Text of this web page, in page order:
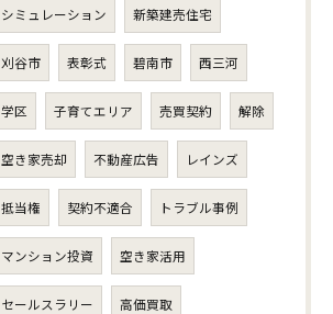
シミュレーション 新築建売住宅
刈谷市 表彰式 碧南市 西三河
学区 子育てエリア 売買契約 解除
空き家売却 不動産広告 レインズ
抵当権 契約不適合 トラブル事例
マンション投資 空き家活用
セールスラリー 高価買取